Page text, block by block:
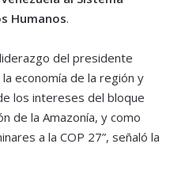
Humanos.
del presidente
economía de la región y
los intereses del bloque
de la Amazonía, y como
a la COP 27”, señaló la